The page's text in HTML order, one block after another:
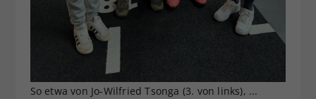
So etwa von Jo-Wilfried Tsonga (3. von links), ...